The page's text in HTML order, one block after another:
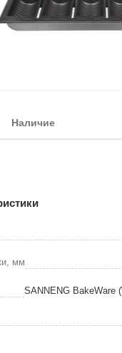
Наличие
мм
SANNENG BakeWare